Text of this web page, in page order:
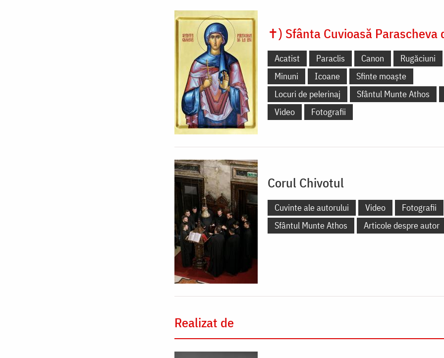
✝) Sfânta Cuvioasă Parascheva
Acatist Paraclis Canon Rugăciuni
Minuni
Icoane
Sfinte moaște
Locuri de pelerinaj
Sfântul Munte Athos
Video
Fotografii
Corul Chivotul
Cuvinte ale autorului Video
Fotografii
Sfântul Munte Athos
Articole despre autor
Realizat de